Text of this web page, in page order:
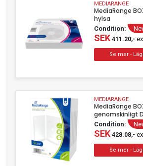
MEDIARANGE
MediaRange
hylsa
Condition:
SEK411.20,-
MEDIARANGE
MediaRange
genomskinligt
Condition:
SEK428.08,-